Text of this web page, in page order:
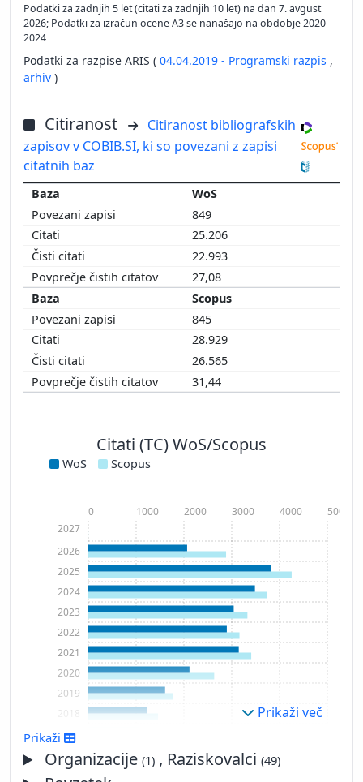
Podatki za zadnjih 5 let (citati za zadnjih 10 let) na dan 7. avgust
2026; Podatki za izračun ocene A3 se nanašajo na obdobje 2020-
2024
Podatki za razpise ARIS ( 04.04.2019 - Programski razpis ,
arhiv )
Citiranost
Citiranost bibliografskih
zapisov v COBIB.SI, ki so povezani z zapisi
citatnih baz
WoS
849
25.206
22.993
27,08
Scopus
845
28.929
26.565
31,44
Citati (TC) WoS/Scopus
WoS Scopus
2016
2017
2019
2020
2021
2022
2023
2024
2025
2026
2027
0 1000 2000 3000 4000 5000
Prikaži več
Prikaži
Organizacije(1) , Raziskovalci(49)